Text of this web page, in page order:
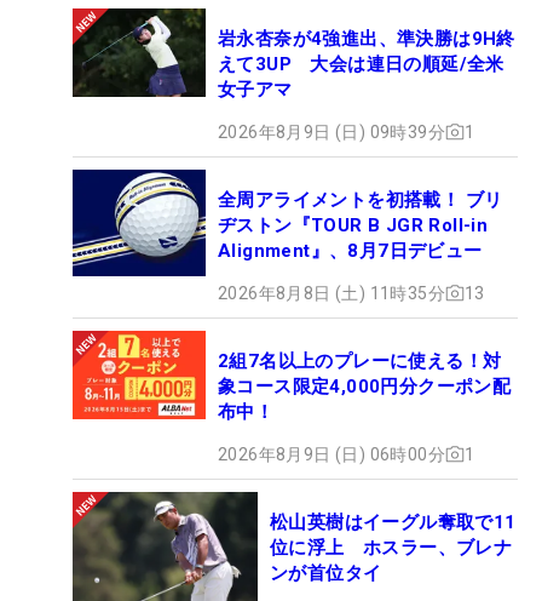
ヒールを脱いで本気モードの吉本ひかる （撮影：山代厚男）
そんな吉本の来季の目標は「複数回優勝とメジャー
優勝」。このオフは「全体的なスキルアップとドラ
イバーショットをもう少し不安なく打てるように。
緊張すると曲がったりするので、コーチと話し合っ
て、考えてやりたいなと思います」と、以前から課
題に挙げるドライバーを中心に取り組む。と、その
前に「ゴルフを忘れて家族で海外旅行してきま
す！」と、南国でのバカンスで気持ちをリフレッシ
ュさせる計画も明かす。
「今日は集まっていただきありがとうございまし
た。来季も優勝してお祝いしていただけるように頑
張りますので、引き続き応援よろしくお願いしま
す」と、来季の活躍を誓い、会を締め括った。
岩永杏奈が4強進出、準決勝は9H終
えて3UP 大会は連日の順延/全米
女子アマ
2026年8月9日 (日) 09時39分 1
全周アライメントを初搭載！ ブリ
ヂストン『TOUR B JGR Roll-in
Alignment』、8月7日デビュー
2026年8月8日 (土) 11時35分 13
2組7名以上のプレーに使える！対
象コース限定4,000円分クーポン配
布中！
2026年8月9日 (日) 06時00分 1
松山英樹はイーグル奪取で11
位に浮上 ホスラー、ブレナ
ンが首位タイ